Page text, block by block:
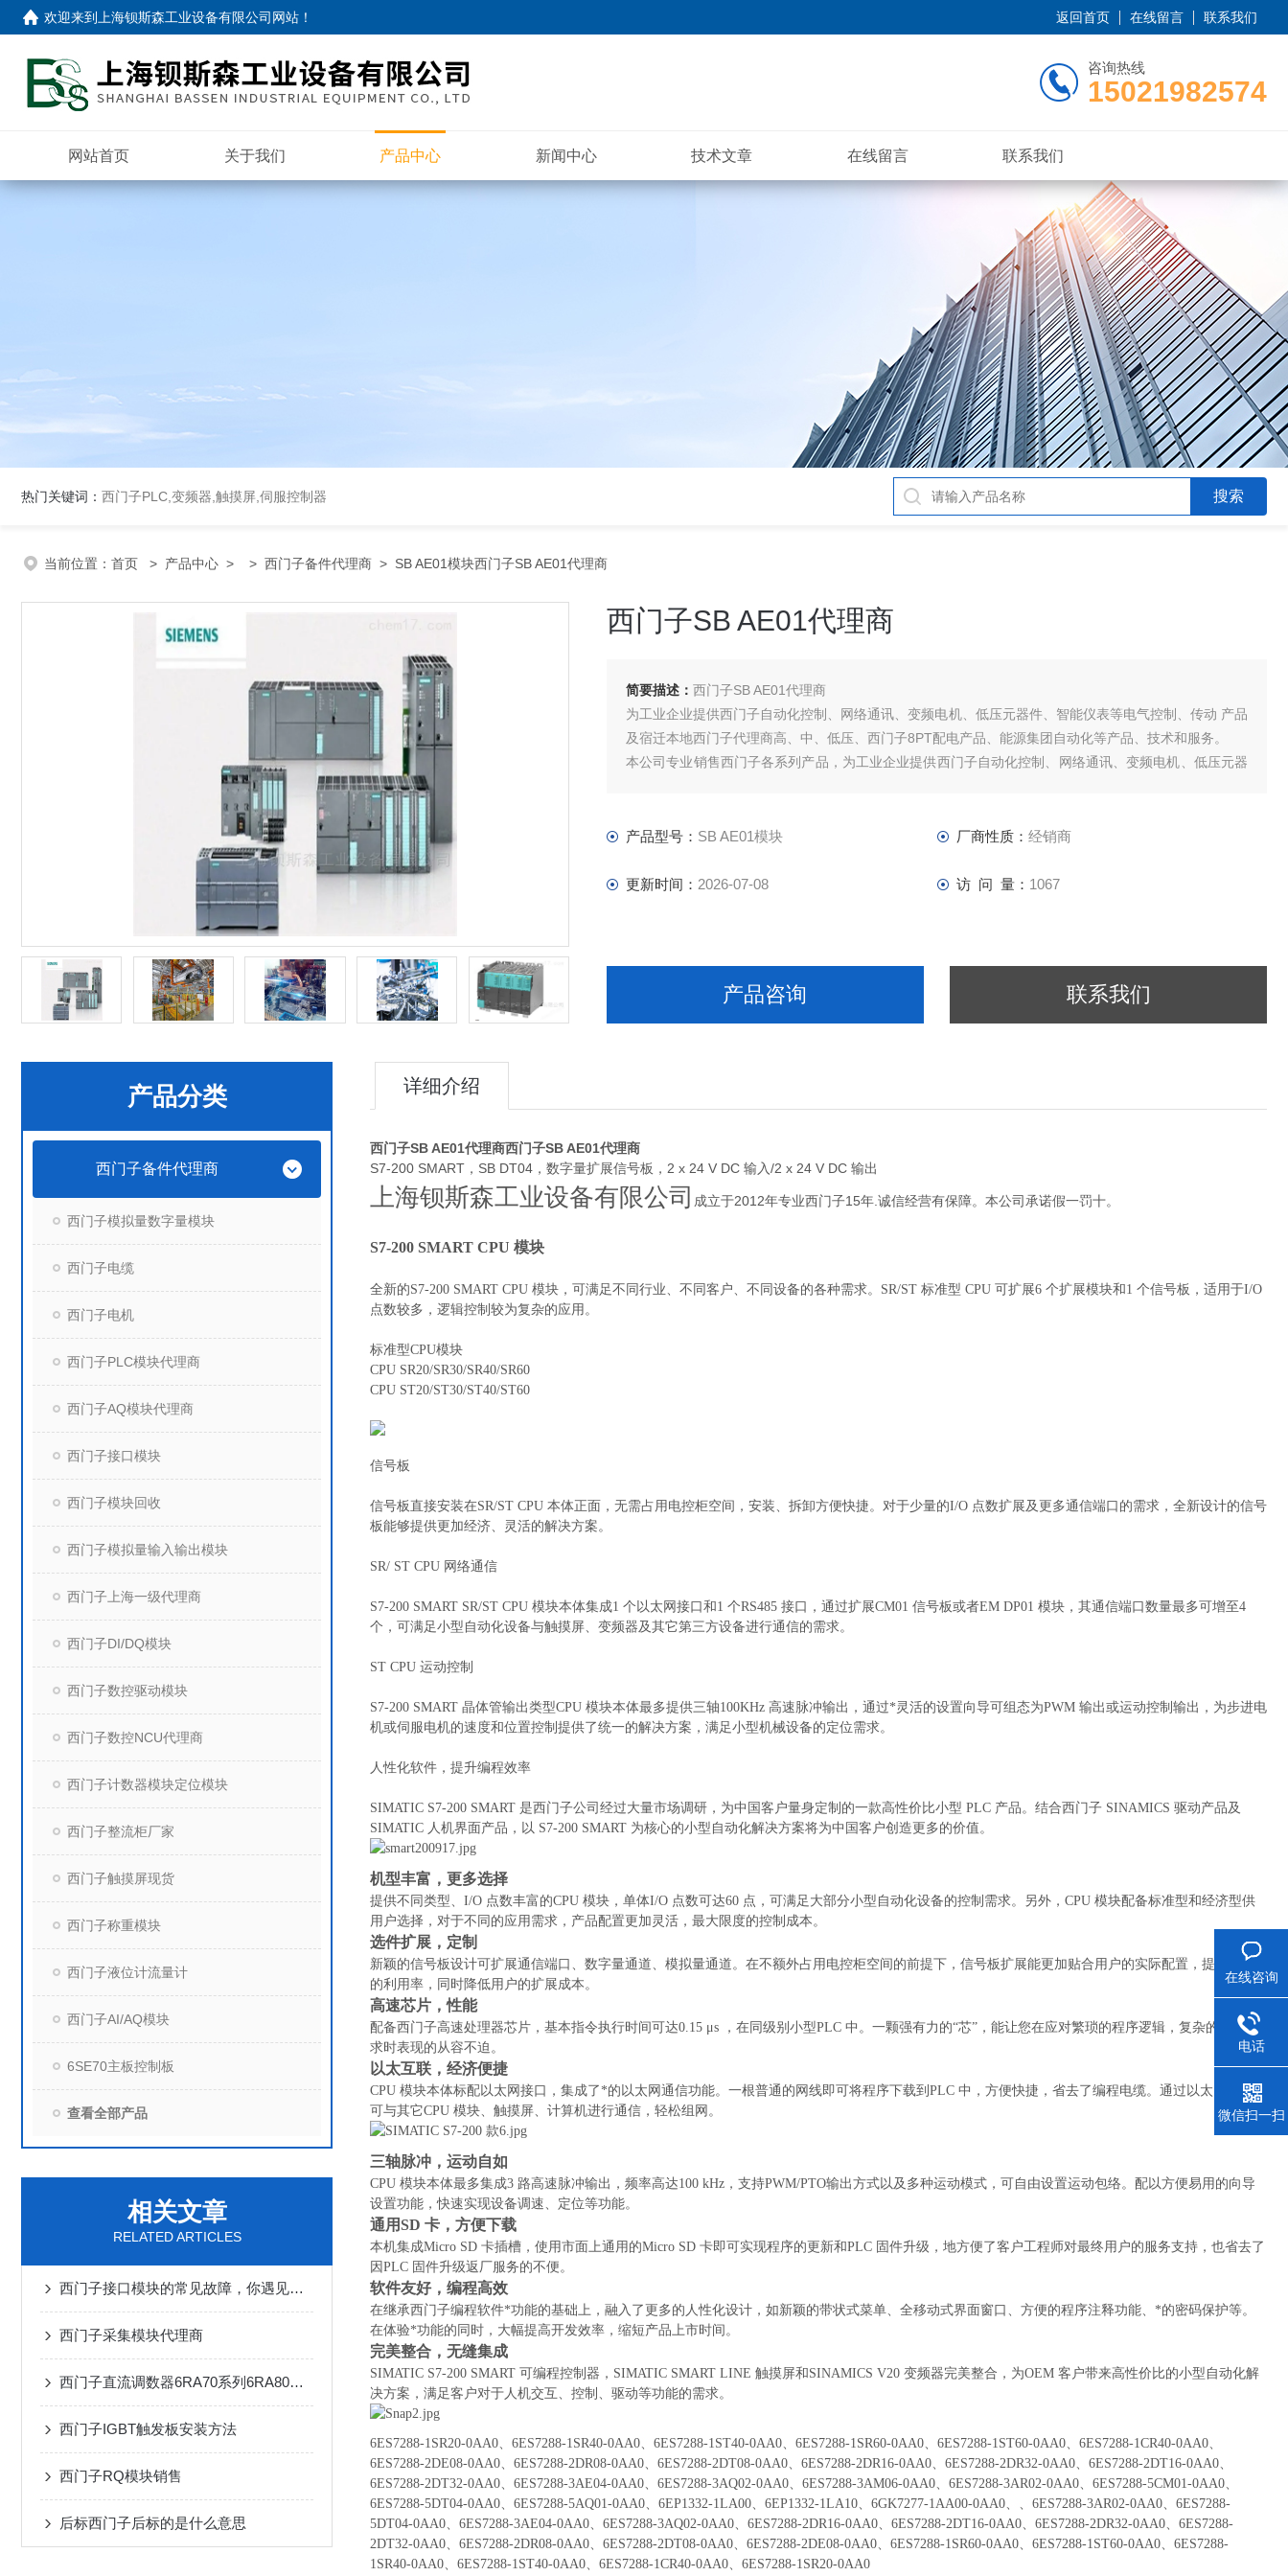
欢迎来到 上海钡斯森工业设备有限公司网站 ！ 返回首页 在线留言 联系我们
咨询热线
15021982574
网站首页 关于我们 产品中心 新闻中心 技术文章 在线留言 联系我们
热门关键词： 西门子PLC,变频器,触摸屏,伺服控制器
当前位置： 首页 > 产品中心 > > 西门子备件代理商 > SB AE01模块西门子SB AE01代理商
西门子SB AE01代理商
简要描述： 西门子SB AE01代理商
为工业企业提供西门子自动化控制、网络通讯、变频电机、低压元器件、智能仪表等电气控制、传动 产品
及宿迁本地西门子代理商高、中、低压、西门子8PT配电产品、能源集团自动化等产品、技术和服务。
本公司专业销售西门子各系列产品，为工业企业提供西门子自动化控制、网络通讯、变频电机、低压元器
产品型号： SB AE01模块 厂商性质： 经销商
更新时间： 2026-07-08 访 问 量： 1067
产品咨询 联系我们
产品分类
西门子备件代理商
西门子模拟量数字量模块
西门子电缆
西门子电机
西门子PLC模块代理商
西门子AQ模块代理商
西门子接口模块
西门子模块回收
西门子模拟量输入输出模块
西门子上海一级代理商
西门子DI/DQ模块
西门子数控驱动模块
西门子数控NCU代理商
西门子计数器模块定位模块
西门子整流柜厂家
西门子触摸屏现货
西门子称重模块
西门子液位计流量计
西门子AI/AQ模块
6SE70主板控制板
查看全部产品
相关文章
RELATED ARTICLES
西门子接口模块的常见故障，你遇见几个？
西门子采集模块代理商
西门子直流调数器6RA70系列6RA80参数
西门子IGBT触发板安装方法
西门子RQ模块销售
后标西门子后标的是什么意思
详细介绍
西门子SB AE01代理商西门子SB AE01代理商
S7-200 SMART，SB DT04，数字量扩展信号板，2 x 24 V DC 输入/2 x 24 V DC 输出
上海钡斯森工业设备有限公司 成立于2012年专业西门子15年.诚信经营有保障。本公司承诺假一罚十。
S7-200 SMART CPU 模块
全新的S7-200 SMART CPU 模块，可满足不同行业、不同客户、不同设备的各种需求。SR/ST 标准型 CPU 可扩展6 个扩展模块和1 个信号板，适用于I/O
点数较多，逻辑控制较为复杂的应用。
标准型CPU模块
CPU SR20/SR30/SR40/SR60
CPU ST20/ST30/ST40/ST60
信号板
信号板直接安装在SR/ST CPU 本体正面，无需占用电控柜空间，安装、拆卸方便快捷。对于少量的I/O 点数扩展及更多通信端口的需求，全新设计的信号
板能够提供更加经济、灵活的解决方案。
SR/ ST CPU 网络通信
S7-200 SMART SR/ST CPU 模块本体集成1 个以太网接口和1 个RS485 接口，通过扩展CM01 信号板或者EM DP01 模块，其通信端口数量最多可增至4
个，可满足小型自动化设备与触摸屏、变频器及其它第三方设备进行通信的需求。
ST CPU 运动控制
S7-200 SMART 晶体管输出类型CPU 模块本体最多提供三轴100KHz 高速脉冲输出，通过*灵活的设置向导可组态为PWM 输出或运动控制输出，为步进电
机或伺服电机的速度和位置控制提供了统一的解决方案，满足小型机械设备的定位需求。
人性化软件，提升编程效率
SIMATIC S7-200 SMART 是西门子公司经过大量市场调研，为中国客户量身定制的一款高性价比小型 PLC 产品。结合西门子 SINAMICS 驱动产品及
SIMATIC 人机界面产品，以 S7-200 SMART 为核心的小型自动化解决方案将为中国客户创造更多的价值。
机型丰富，更多选择
提供不同类型、I/O 点数丰富的CPU 模块，单体I/O 点数可达60 点，可满足大部分小型自动化设备的控制需求。另外，CPU 模块配备标准型和经济型供
用户选择，对于不同的应用需求，产品配置更加灵活，最大限度的控制成本。
选件扩展，定制
新颖的信号板设计可扩展通信端口、数字量通道、模拟量通道。在不额外占用电控柜空间的前提下，信号板扩展能更加贴合用户的实际配置，提升产品
的利用率，同时降低用户的扩展成本。
高速芯片，性能
配备西门子高速处理器芯片，基本指令执行时间可达0.15 μs ，在同级别小型PLC 中。一颗强有力的“芯”，能让您在应对繁琐的程序逻辑，复杂的工艺要
求时表现的从容不迫。
以太互联，经济便捷
CPU 模块本体标配以太网接口，集成了*的以太网通信功能。一根普通的网线即可将程序下载到PLC 中，方便快捷，省去了编程电缆。通过以太网接口还
可与其它CPU 模块、触摸屏、计算机进行通信，轻松组网。
三轴脉冲，运动自如
CPU 模块本体最多集成3 路高速脉冲输出，频率高达100 kHz，支持PWM/PTO输出方式以及多种运动模式，可自由设置运动包络。配以方便易用的向导
设置功能，快速实现设备调速、定位等功能。
通用SD 卡，方便下载
本机集成Micro SD 卡插槽，使用市面上通用的Micro SD 卡即可实现程序的更新和PLC 固件升级，地方便了客户工程师对最终用户的服务支持，也省去了
因PLC 固件升级返厂服务的不便。
软件友好，编程高效
在继承西门子编程软件*功能的基础上，融入了更多的人性化设计，如新颖的带状式菜单、全移动式界面窗口、方便的程序注释功能、*的密码保护等。
在体验*功能的同时，大幅提高开发效率，缩短产品上市时间。
完美整合，无缝集成
SIMATIC S7-200 SMART 可编程控制器，SIMATIC SMART LINE 触摸屏和SINAMICS V20 变频器完美整合，为OEM 客户带来高性价比的小型自动化解
决方案，满足客户对于人机交互、控制、驱动等功能的需求。
6ES7288-1SR20-0AA0、6ES7288-1SR40-0AA0、6ES7288-1ST40-0AA0、6ES7288-1SR60-0AA0、6ES7288-1ST60-0AA0、6ES7288-1CR40-0AA0、
6ES7288-2DE08-0AA0、6ES7288-2DR08-0AA0、6ES7288-2DT08-0AA0、6ES7288-2DR16-0AA0、6ES7288-2DR32-0AA0、6ES7288-2DT16-0AA0、
6ES7288-2DT32-0AA0、6ES7288-3AE04-0AA0、6ES7288-3AQ02-0AA0、6ES7288-3AM06-0AA0、6ES7288-3AR02-0AA0、6ES7288-5CM01-0AA0、
6ES7288-5DT04-0AA0、6ES7288-5AQ01-0AA0、6EP1332-1LA00、6EP1332-1LA10、6GK7277-1AA00-0AA0、、6ES7288-3AR02-0AA0、6ES7288-
5DT04-0AA0、6ES7288-3AE04-0AA0、6ES7288-3AQ02-0AA0、6ES7288-2DR16-0AA0、6ES7288-2DT16-0AA0、6ES7288-2DR32-0AA0、6ES7288-
2DT32-0AA0、6ES7288-2DR08-0AA0、6ES7288-2DT08-0AA0、6ES7288-2DE08-0AA0、6ES7288-1SR60-0AA0、6ES7288-1ST60-0AA0、6ES7288-
1SR40-0AA0、6ES7288-1ST40-0AA0、6ES7288-1CR40-0AA0、6ES7288-1SR20-0AA0
在线咨询
电话
微信扫一扫